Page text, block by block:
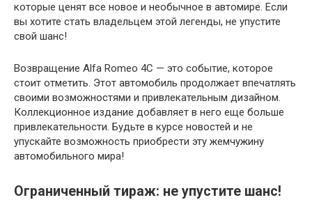
которые ценят все новое и необычное в автомире. Если
вы хотите стать владельцем этой легенды, не упустите
свой шанс!
Возвращение Alfa Romeo 4C — это событие, которое
стоит отметить. Этот автомобиль продолжает впечатлять
своими возможностями и привлекательным дизайном.
Коллекционное издание добавляет в него еще больше
привлекательности. Будьте в курсе новостей и не
упускайте возможность приобрести эту жемчужину
автомобильного мира!
Ограниченный тираж: не упустите шанс!